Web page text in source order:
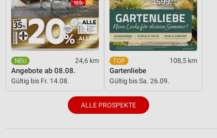
24,6 km
Angebote ab 08.08.
Gültig bis Fr. 14.08.
108,5 km
Gartenliebe
Gültig bis Sa. 26.09.
ALLE PROSPEKTE